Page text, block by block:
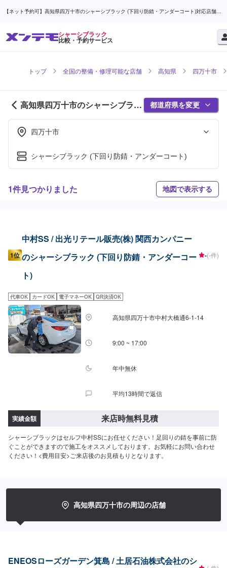
【ネット予約可】高知県四万十市のシャーシブラック (下回り防錆・アンダーコート)対応店舗検
シャーシブラック
比較・予約サービス
トップ 全国の整備・修理可能な店舗 高知県 四万十市
高知県四万十市のシャーシブラッ
ク対応店舗紹介 (1ページ目)
都道府県を変更
四万十市
シャーシブラック (下回り防錆・アンダーコート)
1件見つかりました 地図で表示する
1位
中村SS / 出光リテール販売(株) 関西カンパニー
のシャーシブラック (下回り防錆・アンダーコー
ト)
-(-件)
代車OK カードOK 電子マネーOK QR決済OK
高知県四万十市中村大橋通6-1-14
9:00 ~ 17:00
年中無休
平均13時間で返信
実績金額 来店時無料見積
シャーシブラックはセルフ中村SSにお任せください！足回りの錆を事前に防
ぐことができますので施工をオススメしております。お気軽にお問い合わせ
ください！<費用目安>ご来店後のお見積もりとなります。
高知県四万十市の周辺の店舗
ENEOSローズガーデン箕島 / 土居石油株式会社のシ